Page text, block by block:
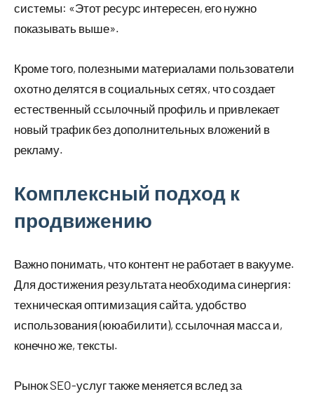
системы: «Этот ресурс интересен, его нужно
показывать выше».
Кроме того, полезными материалами пользователи
охотно делятся в социальных сетях, что создает
естественный ссылочный профиль и привлекает
новый трафик без дополнительных вложений в
рекламу.
Комплексный подход к
продвижению
Важно понимать, что контент не работает в вакууме.
Для достижения результата необходима синергия:
техническая оптимизация сайта, удобство
использования (ююабилити), ссылочная масса и,
конечно же, тексты.
Рынок SEO-услуг также меняется вслед за